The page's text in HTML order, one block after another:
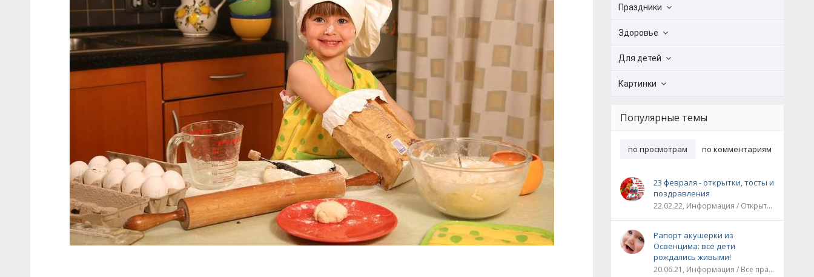
Праздники
Здоровье
Для детей
Картинки
Популярные темы
по просмотрам по комментариям
23 февраля - открытки, тосты и
поздравления
22.02.22, Информация / Открытки / Все праздники
Рапорт акушерки из
Освенцима: все дети
рождались живыми!
20.06.21, Информация / Все праздники / Рассказы и истории